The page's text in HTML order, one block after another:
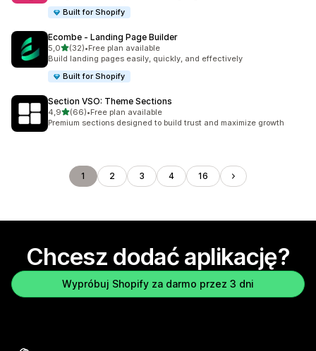
Built for Shopify
Ecombe ‑ Landing Page Builder
5,0na 5 gwiazdek
(32)
Łączna liczba recenzji: 32
•Free plan available
Build landing pages easily, quickly, and effectively
Built for Shopify
Section VSO: Theme Sections
4,9na 5 gwiazdek
(66)
Łączna liczba recenzji: 66
•Free plan available
Premium sections designed to build trust and maximize growth
1 2 3 4 16
Chcesz dodać aplikację?
Wypróbuj Shopify za darmo przez 3 dni